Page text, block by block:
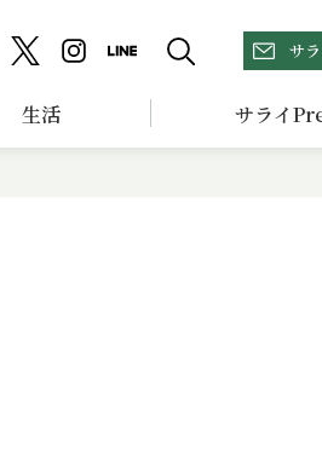
サ
生活 サライ